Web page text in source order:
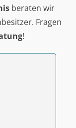
beraten wir
Fragen
!